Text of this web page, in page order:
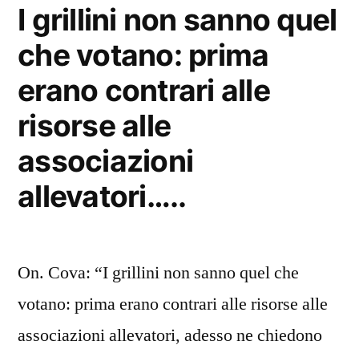
I grillini non sanno quel
che votano: prima
erano contrari alle
risorse alle
associazioni
allevatori…..
On. Cova: “I grillini non sanno quel che
votano: prima erano contrari alle risorse alle
associazioni allevatori, adesso ne chiedono